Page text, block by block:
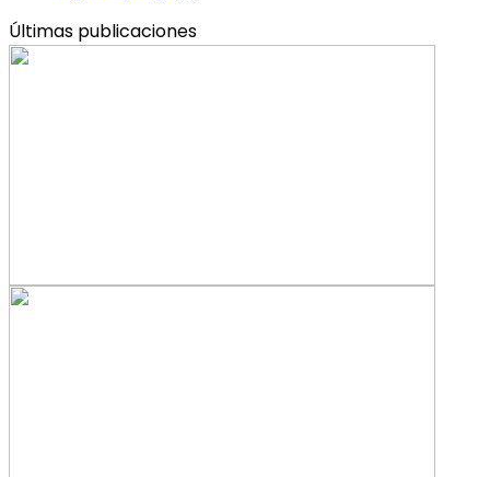
Últimas publicaciones